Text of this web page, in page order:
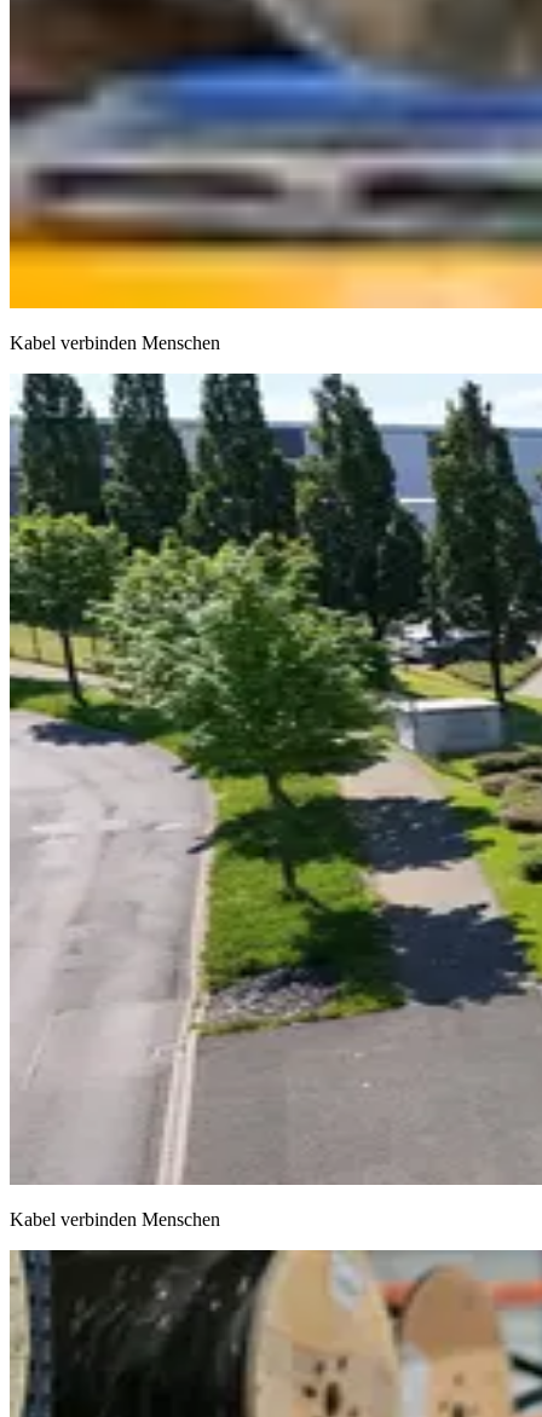
Kabel verbinden Menschen
Kabel verbinden Menschen